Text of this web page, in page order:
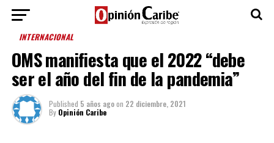
INTERNACIONAL
OMS manifiesta que el 2022 “debe
ser el año del fin de la pandemia”
Published 5 años agoon 22 diciembre, 2021
By Opinión Caribe